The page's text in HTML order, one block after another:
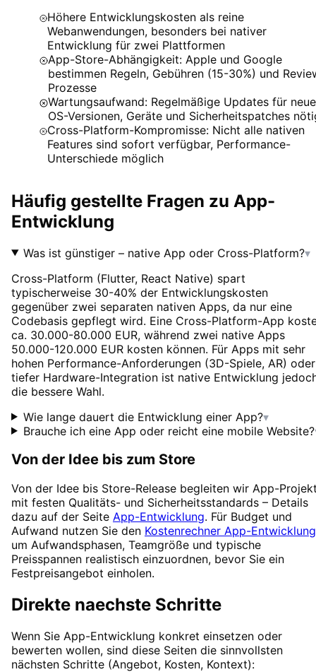
Höhere Entwicklungskosten als reine
Webanwendungen, besonders bei nativer
Entwicklung für zwei Plattformen
App-Store-Abhängigkeit: Apple und Google
bestimmen Regeln, Gebühren (15-30%) und
Prozesse
Wartungsaufwand: Regelmäßige Updates für neue
OS-Versionen, Geräte und Sicherheitspatches
Cross-Platform-Kompromisse: Nicht alle nativen
Features sind sofort verfügbar, Performance-
Unterschiede möglich
Häufig gestellte Fragen zu App-
Entwicklung
Was ist günstiger – native App oder Cross-Platform?▾
Cross-Platform (Flutter, React Native) spart
typischerweise 30-40% der Entwicklungskosten
gegenüber zwei separaten nativen Apps, da nur eine
Codebasis gepflegt wird. Eine Cross-Platform-App
ca. 30.000-80.000 EUR, während zwei native Apps
50.000-120.000 EUR kosten können. Für Apps mit sehr
hohen Performance-Anforderungen (3D-Spiele, AR) oder
tiefer Hardware-Integration ist native Entwicklung
die bessere Wahl.
Wie lange dauert die Entwicklung einer App?▾
Brauche ich eine App oder reicht eine mobile Website?
Von der Idee bis zum Store
Von der Idee bis Store-Release begleiten wir App-
mit festen Qualitäts- und Sicherheitsstandards – Details
dazu auf der Seite App-Entwicklung. Für Budget und
Aufwand nutzen Sie den Kostenrechner App-Entwicklung
um Aufwandsphasen, Teamgröße und typische
Preisspannen realistisch einzuordnen, bevor Sie ein
Festpreisangebot einholen.
Direkte naechste Schritte
Wenn Sie App-Entwicklung konkret einsetzen oder
bewerten wollen, sind diese Seiten die sinnvollsten
nächsten Schritte (Angebot, Kosten, Kontext):